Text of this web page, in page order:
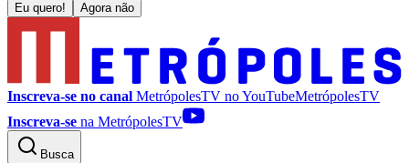
Eu quero! Agora não
Inscreva-se no canal MetrópolesTV noYouTubeMetrópolesTV
Inscreva-se na MetrópolesTV
Busca